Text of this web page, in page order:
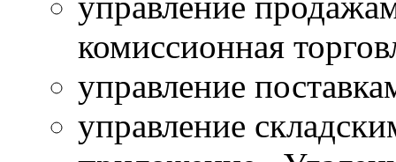
комиссионная
управление
управление